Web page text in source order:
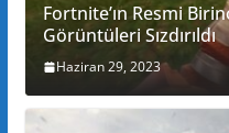
Fortnite’ın Resmi
Görüntüleri Sızdırıldı
Haziran 29, 2023